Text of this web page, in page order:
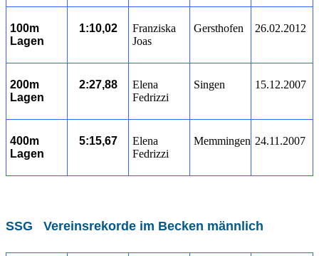
100m
Lagen
1:10,02
Franziska
Joas
Gersthofen 26.02.2012
200m
Lagen
2:27,88
Elena
Fedrizzi
Singen 15.12.2007
400m
Lagen
5:15,67
Elena
Fedrizzi
Memmingen 24.11.2007
SSG Vereinsrekorde im Becken männlich